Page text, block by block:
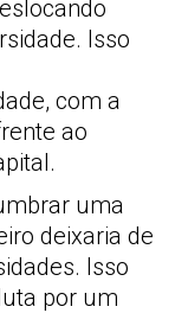
Isso
com a
ao
uma
deixaria de
Isso
por um